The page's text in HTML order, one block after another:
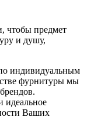
чтобы предмет
и душу,
по индивидуальным
фурнитуры мы
идеальное
Ваших